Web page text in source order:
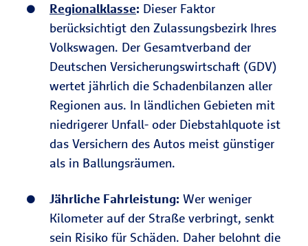
Regionalklasse: Dieser Faktor
berücksichtigt den Zulassungsbezirk Ihres
Volkswagen. Der Gesamtverband der
Deutschen Versicherungswirtschaft (GDV)
wertet jährlich die Schadenbilanzen aller
Regionen aus. In ländlichen Gebieten mit
niedrigerer Unfall- oder Diebstahlquote ist
das Versichern des Autos meist günstiger
als in Ballungsräumen.
Jährliche Fahrleistung: Wer weniger
Kilometer auf der Straße verbringt, senkt
sein Risiko für Schäden. Daher belohnt die